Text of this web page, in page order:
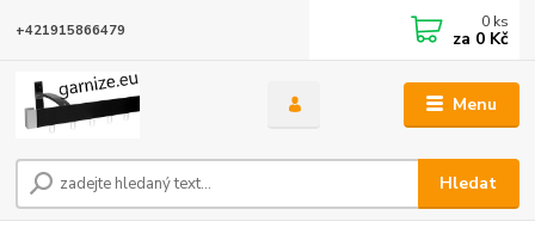
Menu
Hledat
+421915866479 0 ks
za 0 Kč